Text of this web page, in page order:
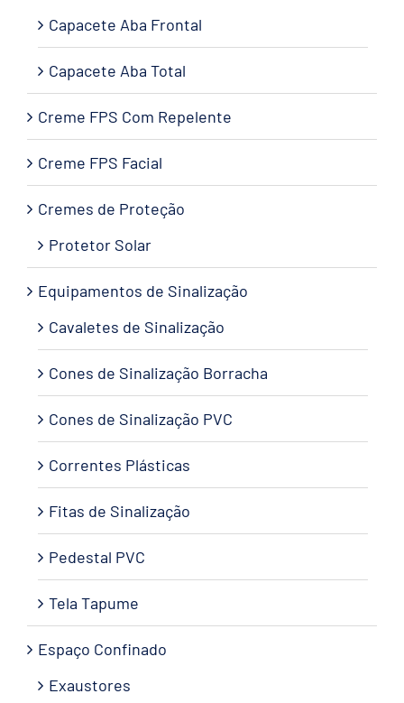
Capacete Aba Frontal
Capacete Aba Total
Creme FPS Com Repelente
Creme FPS Facial
Cremes de Proteção
Protetor Solar
Equipamentos de Sinalização
Cavaletes de Sinalização
Cones de Sinalização Borracha
Cones de Sinalização PVC
Correntes Plásticas
Fitas de Sinalização
Pedestal PVC
Tela Tapume
Espaço Confinado
Exaustores